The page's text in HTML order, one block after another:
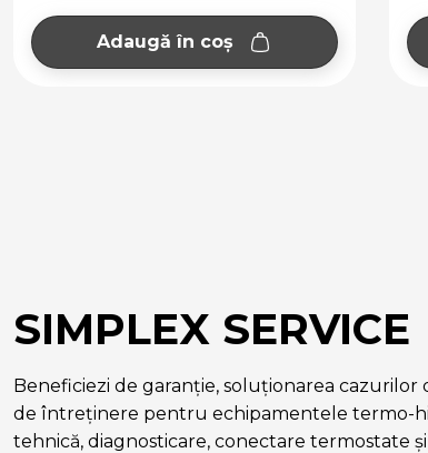
Adaugă în coș
SIMPLEX SERVICE
Beneficiezi de garanție, soluționarea cazurilor
de întreținere pentru echipamentele termo-
tehnică, diagnosticare, conectare termostate